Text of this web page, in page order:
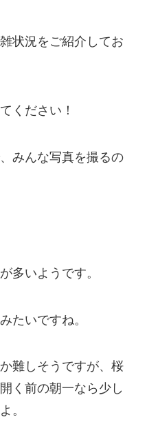
状況をご紹介してお
ください！
みんな写真を撮るの
多いようです。
たいですね。
難しそうですが、桜
く前の朝一なら少し
。